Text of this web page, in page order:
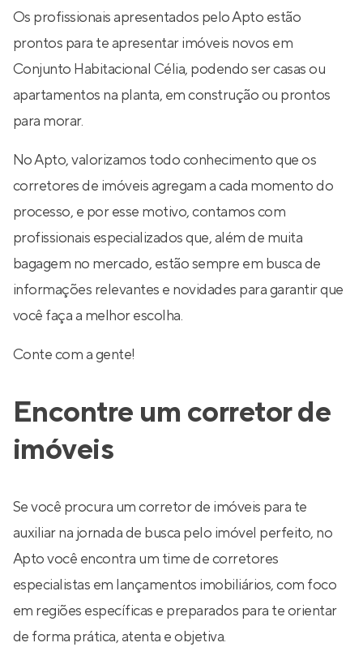
Os profissionais apresentados pelo Apto estão
prontos para te apresentar imóveis novos em
Conjunto Habitacional Célia, podendo ser casas ou
apartamentos na planta, em construção ou prontos
para morar.
No Apto, valorizamos todo conhecimento que os
corretores de imóveis agregam a cada momento do
processo, e por esse motivo, contamos com
profissionais especializados que, além de muita
bagagem no mercado, estão sempre em busca de
informações relevantes e novidades para garantir que
você faça a melhor escolha.
Conte com a gente!
Encontre um corretor de
imóveis
Se você procura um corretor de imóveis para te
auxiliar na jornada de busca pelo imóvel perfeito, no
Apto você encontra um time de corretores
especialistas em lançamentos imobiliários, com foco
em regiões específicas e preparados para te orientar
de forma prática, atenta e objetiva.